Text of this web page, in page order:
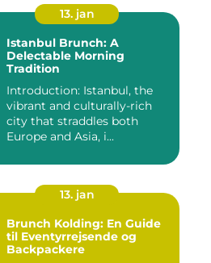
13. jan
Istanbul Brunch: A
Delectable Morning
Tradition
Introduction: Istanbul, the
vibrant and culturally-rich
city that straddles both
Europe and Asia, i...
13. jan
Brunch Kolding: En Guide
til Eventyrrejsende og
Backpackere